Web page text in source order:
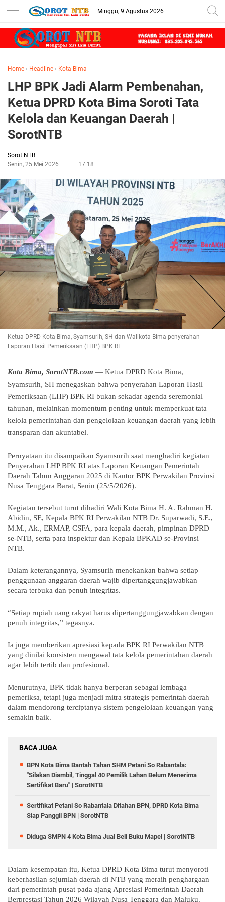
Minggu, 9 Agustus 2026
Home › Headline › Kota Bima
LHP BPK Jadi Alarm Pembenahan,
Ketua DPRD Kota Bima Soroti Tata
Kelola dan Keuangan Daerah |
SorotNTB
Sorot NTB
Senin, 25 Mei 2026
17:18
Ketua DPRD Kota Bima, Syamsurih, SH dan Walikota Bima penyerahan
Laporan Hasil Pemeriksaan (LHP) BPK RI
Kota Bima, SorotNTB.com — Ketua DPRD Kota Bima,
Syamsurih, SH menegaskan bahwa penyerahan Laporan Hasil
Pemeriksaan (LHP) BPK RI bukan sekadar agenda seremonial
tahunan, melainkan momentum penting untuk memperkuat tata
kelola pemerintahan dan pengelolaan keuangan daerah yang lebih
transparan dan akuntabel.
Pernyataan itu disampaikan Syamsurih saat menghadiri kegiatan
Penyerahan LHP BPK RI atas Laporan Keuangan Pemerintah
Daerah Tahun Anggaran 2025 di Kantor BPK Perwakilan Provinsi
Nusa Tenggara Barat, Senin (25/5/2026).
Kegiatan tersebut turut dihadiri Wali Kota Bima H. A. Rahman H.
Abidin, SE, Kepala BPK RI Perwakilan NTB Dr. Suparwadi, S.E.,
M.M., Ak., ERMAP, CSFA, para kepala daerah, pimpinan DPRD
se-NTB, serta para inspektur dan Kepala BPKAD se-Provinsi
NTB.
Dalam keterangannya, Syamsurih menekankan bahwa setiap
penggunaan anggaran daerah wajib dipertanggungjawabkan
secara terbuka dan penuh integritas.
“Setiap rupiah uang rakyat harus dipertanggungjawabkan dengan
penuh integritas,” tegasnya.
Ia juga memberikan apresiasi kepada BPK RI Perwakilan NTB
yang dinilai konsisten mengawal tata kelola pemerintahan daerah
agar lebih tertib dan profesional.
Menurutnya, BPK tidak hanya berperan sebagai lembaga
pemeriksa, tetapi juga menjadi mitra strategis pemerintah daerah
dalam mendorong terciptanya sistem pengelolaan keuangan yang
semakin baik.
BACA JUGA
BPN Kota Bima Bantah Tahan SHM Petani So Rabantala:
"Silakan Diambil, Tinggal 40 Pemilik Lahan Belum Menerima
Sertifikat Baru" | SorotNTB
Sertifikat Petani So Rabantala Ditahan BPN, DPRD Kota Bima
Siap Panggil BPN | SorotNTB
Diduga SMPN 4 Kota Bima Jual Beli Buku Mapel | SorotNTB
Dalam kesempatan itu, Ketua DPRD Kota Bima turut menyoroti
keberhasilan sejumlah daerah di NTB yang meraih penghargaan
dari pemerintah pusat pada ajang Apresiasi Pemerintah Daerah
Berprestasi Tahun 2026 Wilayah Nusa Tenggara dan Maluku.